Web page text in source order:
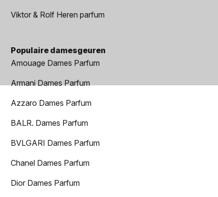
Viktor & Rolf Heren parfum
Populaire damesgeuren
Amouage Dames Parfum
Armani Dames Parfum
Azzaro Dames Parfum
BALR. Dames Parfum
BVLGARI Dames Parfum
Chanel Dames Parfum
Dior Dames Parfum